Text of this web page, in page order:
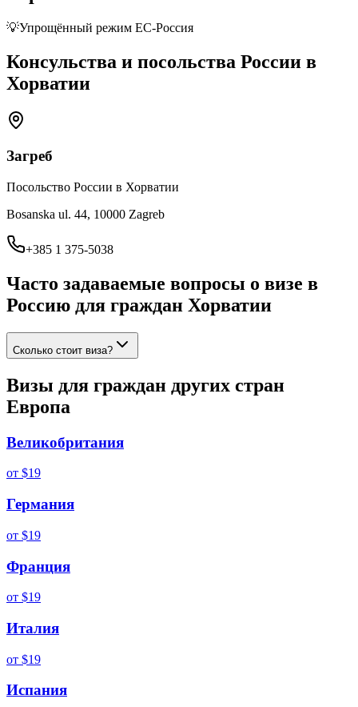
💡Упрощённый режим ЕС-Россия
Консульства и посольства России в
Хорватии
Загреб
Посольство России в Хорватии
Bosanska ul. 44, 10000 Zagreb
+385 1 375-5038
Часто задаваемые вопросы о визе в
Россию для граждан Хорватии
Сколько стоит виза?
Визы для граждан других стран
Европа
Великобритания
от $19
Германия
от $19
Франция
от $19
Италия
от $19
Испания